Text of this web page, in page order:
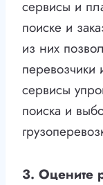
сервисы и
поиске и
из них
перевозчики
сервисы
поиска и
3. Оцените